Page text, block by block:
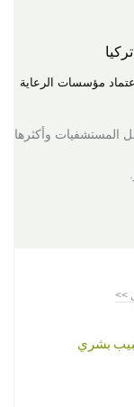
مؤسسات الرعاية
المستشفيات وأكثرها
>>